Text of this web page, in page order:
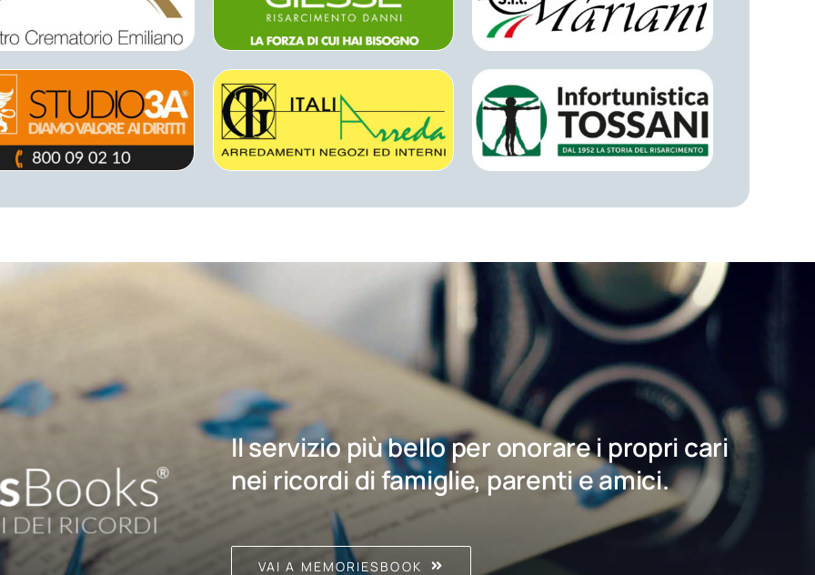
Il servizio più bello per onorare i propri cari
nei ricordi di famiglie, parenti e amici.
VAI A MEMORIESBOOK